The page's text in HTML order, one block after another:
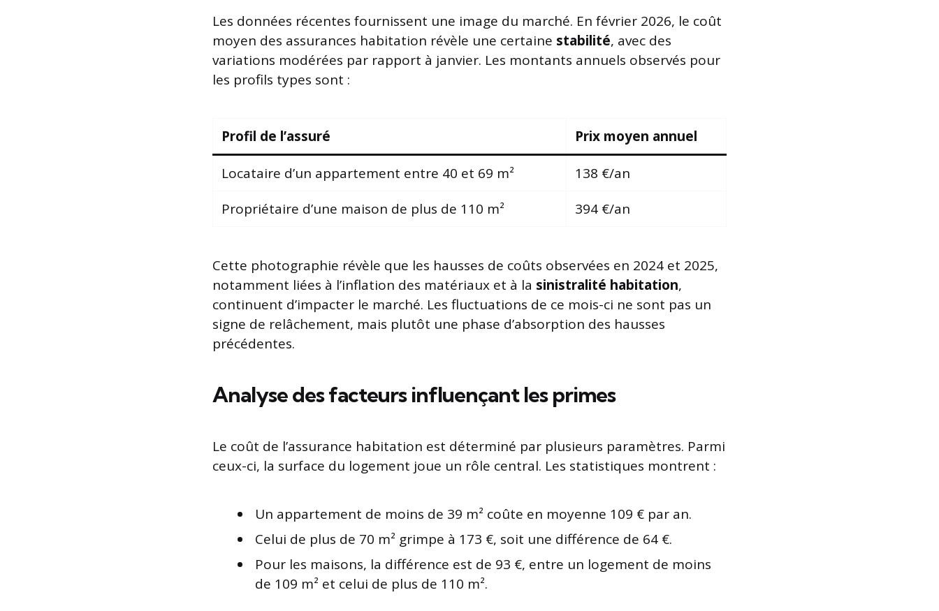
Les données récentes fournissent une image du marché. En février 2026, le coût
moyen des assurances habitation révèle une certaine stabilité, avec des
variations modérées par rapport à janvier. Les montants annuels observés pour
les profils types sont :
Profil de l’assuré Prix moyen annuel
Locataire d’un appartement entre 40 et 69 m²
138 €/an
Propriétaire d’une maison de plus de 110 m²
394 €/an
Cette photographie révèle que les hausses de coûts observées en 2024 et 2025,
notamment liées à l’inflation des matériaux et à la sinistralité habitation,
continuent d’impacter le marché. Les fluctuations de ce mois-ci ne sont pas un
signe de relâchement, mais plutôt une phase d’absorption des hausses
précédentes.
Analyse des facteurs influençant les primes
Le coût de l’assurance habitation est déterminé par plusieurs paramètres. Parmi
ceux-ci, la surface du logement joue un rôle central. Les statistiques montrent :
Un appartement de moins de 39 m² coûte en moyenne 109 € par an.
Celui de plus de 70 m² grimpe à 173 €, soit une différence de 64 €.
Pour les maisons, la différence est de 93 €, entre un logement de moins
de 109 m² et celui de plus de 110 m².